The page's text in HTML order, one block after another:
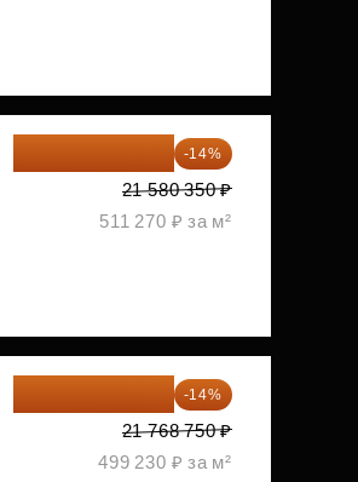
-14%
21 580 350 ₽
511 270 ₽ за м²
-14%
21 768 750 ₽
499 230 ₽ за м²